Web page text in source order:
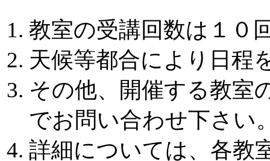
教室の受講回数は１０
天候等都合により日程
その他、開催する教室
でお問い合わせ下さい
詳細については、各教